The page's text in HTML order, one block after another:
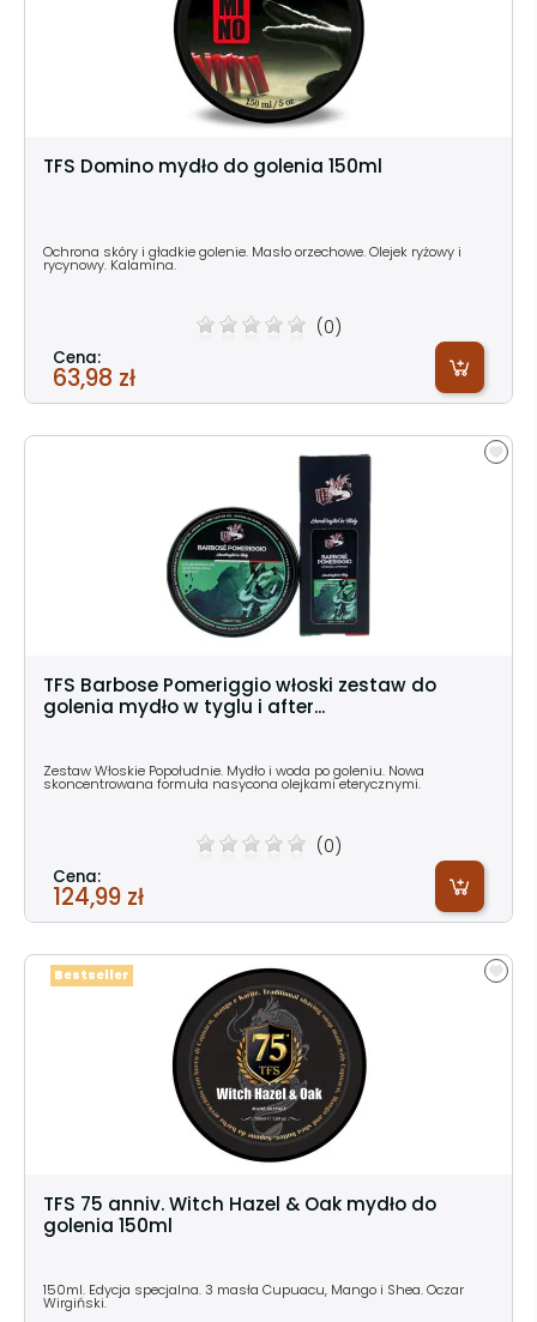
TFS Domino mydło do golenia 150ml
Ochrona skóry i gładkie golenie. Masło orzechowe. Olejek ryżowy i
rycynowy. Kalamina.
(0)
Cena:
63,98 zł
TFS Barbose Pomeriggio włoski zestaw do
golenia mydło w tyglu i after...
Zestaw Włoskie Popołudnie. Mydło i woda po goleniu. Nowa
skoncentrowana formuła nasycona olejkami eterycznymi.
(0)
Cena:
124,99 zł
TFS 75 anniv. Witch Hazel & Oak mydło do
golenia 150ml
150ml. Edycja specjalna. 3 masła Cupuacu, Mango i Shea. Oczar
Wirgiński.
Bestseller